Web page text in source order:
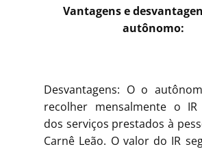
Vantagens e
autônomo:
Desvantagens: O o
recolher mensalmente o
dos serviços prestados à
Carnê Leão. O valor do IR